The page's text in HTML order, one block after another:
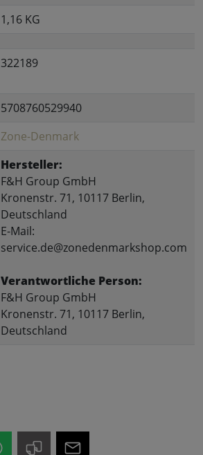
1,16 KG
322189
5708760529940
Zone-Denmark
Hersteller:
F&H Group GmbH
Kronenstr. 71, 10117 Berlin,
Deutschland
E-Mail:
service.de@zonedenmarkshop.com
Verantwortliche Person:
F&H Group GmbH
Kronenstr. 71, 10117 Berlin,
Deutschland